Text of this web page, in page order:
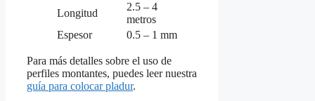
Longitud
2.5 – 4
metros
Espesor
0.5 – 1 mm
Para más detalles sobre el uso de
perfiles montantes, puedes leer nuestra
guía para colocar pladur.